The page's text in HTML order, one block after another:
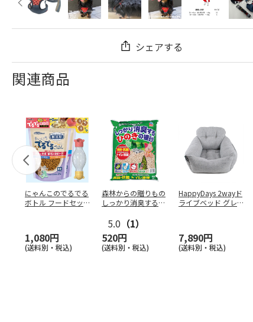
シェアする
関連商品
にゃんこのでるでる
ボトル フードセッ
1,080円
(送料別・税込)
森林からの贈りもの
しっかり消臭するひ
5.0 （1）
520円
(送料別・税込)
HappyDays 2wayド
ライブベッド グレ
7,890円
(送料別・税込)